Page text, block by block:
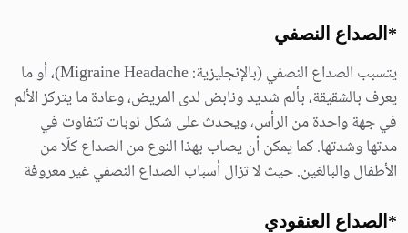
*الصداع النصفي
يتسبب الصداع النصفي (بالإنجليزية: Migraine Headache)، أو ما
يعرف بالشقيقة، بألم شديد ونابض لدى المريض، وعادة ما يتركز الألم
في جهة واحدة من الرأس، ويحدث على شكل نوبات تتفاوت في
مدتها وشدتها. كما يمكن أن يصاب بهذا النوع من الصداع كلًا من
الأطفال والبالغين. حيث لا تزال أسباب الصداع النصفي غير معروفة
*الصداع العنقودي